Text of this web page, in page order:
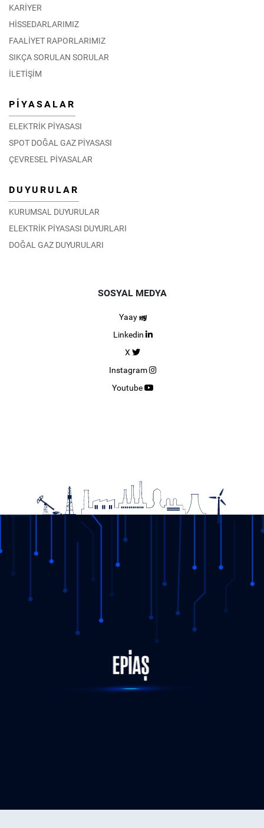
KARİYER
HİSSEDARLARIMIZ
FAALİYET RAPORLARIMIZ
SIKÇA SORULAN SORULAR
İLETİŞİM
PİYASALAR
ELEKTRİK PİYASASI
SPOT DOĞAL GAZ PİYASASI
ÇEVRESEL PİYASALAR
DUYURULAR
KURUMSAL DUYURULAR
ELEKTRİK PİYASASI DUYURLARI
DOĞAL GAZ DUYURULARI
SOSYAL MEDYA
Yaay
Linkedin
X
Instagram
Youtube